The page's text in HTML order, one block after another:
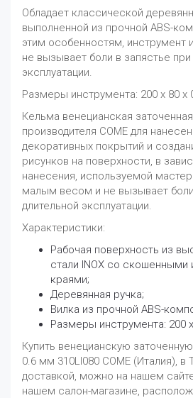
Обладает классической
выполненной из прочной ABS-
этим особенностям, инструмент
не вызывает боли в запястье при
эксплуатации.
Размеры инструмента: 200 х 80 х
Кельма венецианская
производителя COME для
декоративных покрытий и
рисунков на поверхности, в
нанесения, используемой
малым весом и не вызывает
длительной эксплуатации.
Характеристики:
Рабочая поверхность из
стали INOX со скошенными
краями;
Деревянная ручка;
Вилка из прочной ABS-
Размеры инструмента: 200
Купить венецианскую
0.6 мм 310LI080 COME (Италия), в
доставкой, можно на нашем
нашем салон-магазине,